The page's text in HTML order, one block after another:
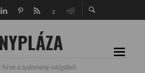
hírek a tudomány világából.